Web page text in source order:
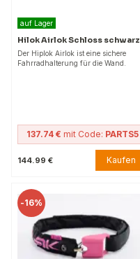
auf Lager
Hilok Airlok Schloss schwarz
Der Hiplok Airlok ist eine sichere
Fahrradhalterung für die Wand.
137.74 € mit Code: PARTS5
144.99 € Kaufen
-16%